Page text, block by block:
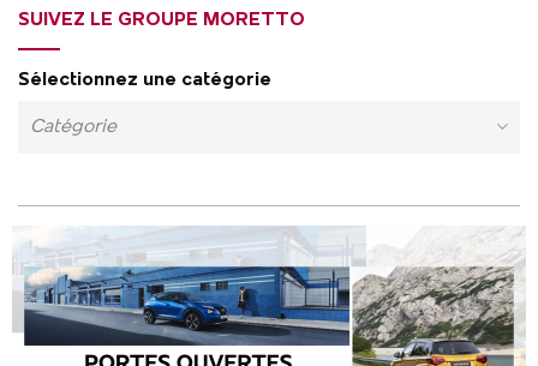
SUIVEZ LE GROUPE MORETTO
Sélectionnez une catégorie
Catégorie